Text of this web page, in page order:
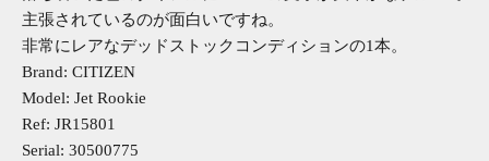
主張されているのが面白いですね。
非常にレアなデッドストックコンディションの1本。
Brand: CITIZEN
Model: Jet Rookie
Ref: JR15801
Serial: 30500775